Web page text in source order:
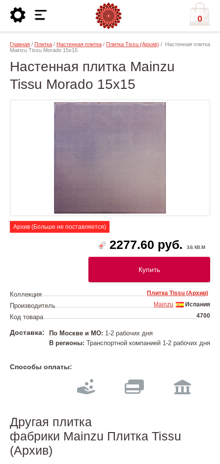
0
Главная / Плитка / Настенная плитка / Плитка Tissu (Архив) / Настенная плитка
Mainzu Tissu Morado 15x15
Настенная плитка Mainzu
Tissu Morado 15x15
Архив (Больше не поставляется)
2277.60 руб. за кв.м
Купить
Коллекция Плитка Tissu (Архив)
Производитель Испания
Mainzu
Код товара 4700
Доставка: По Москве и МО: 1-2 рабочих дня
В регионы: Транспортной компанией 1-2 рабочих дня
Способы оплаты:
Другая плитка
фабрики Mainzu Плитка Tissu
(Архив)